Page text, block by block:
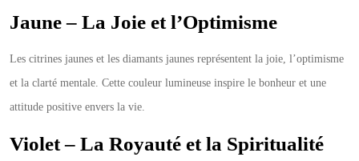
Jaune – La Joie et l’Optimisme
Les citrines jaunes et les diamants jaunes représentent la joie, l’optimisme
et la clarté mentale. Cette couleur lumineuse inspire le bonheur et une
attitude positive envers la vie.
Violet – La Royauté et la Spiritualité